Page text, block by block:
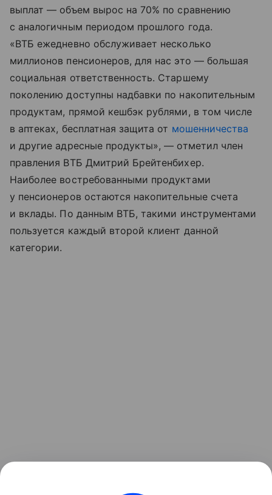
выплат — объем вырос на 70% по сравнению
с аналогичным периодом прошлого года.
«ВТБ ежедневно обслуживает несколько
миллионов пенсионеров, для нас это — большая
социальная ответственность. Старшему
поколению доступны надбавки по накопительным
продуктам, прямой кешбэк рублями, в том числе
в аптеках, бесплатная защита от мошенничества
и другие адресные продукты», — отметил член
правления ВТБ Дмитрий Брейтенбихер.
Наиболее востребованными продуктами
у пенсионеров остаются накопительные счета
и вклады. По данным ВТБ, такими инструментами
пользуется каждый второй клиент данной
категории.